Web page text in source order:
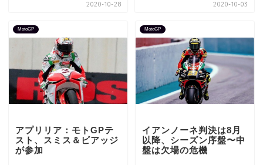
2020-10-28 2020-10-03
MotoGP
アプリリア：モトGPテ
スト、スミス＆ビアッジ
が参加
MotoGP
イアンノーネ判決は8月
以降、シーズン序盤〜中
盤は欠場の危機